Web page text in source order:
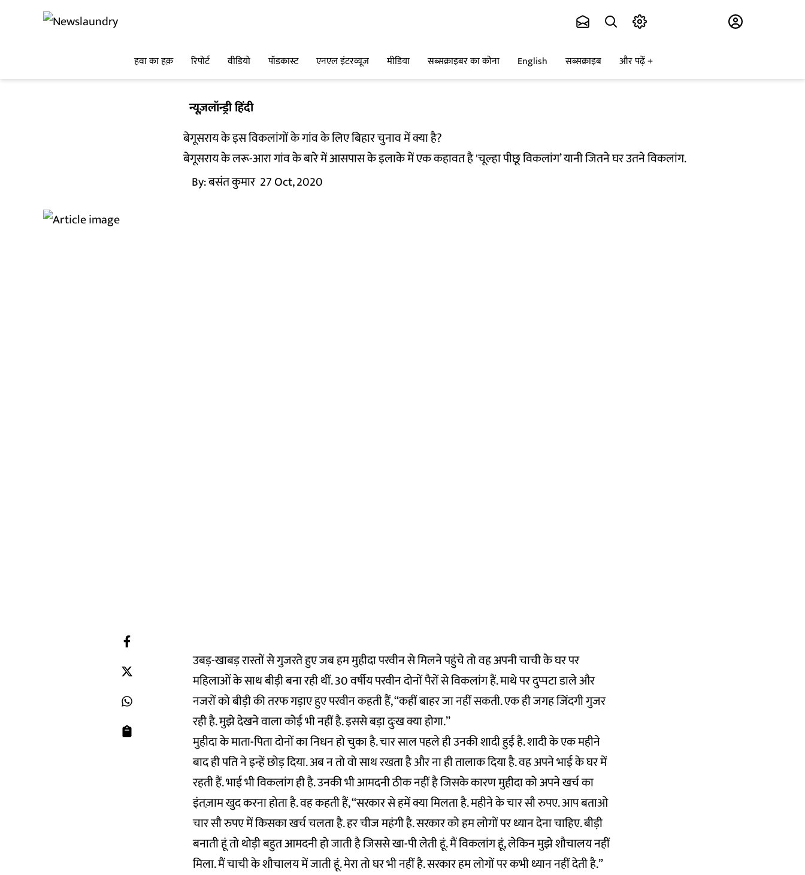
हवा का हक़ रिपोर्ट वीडियो पॉडकास्ट एनएल इंटरव्यूज मीडिया सब्सक्राइबर का कोना English सब्सक्राइब और पढ़ें
न्यूज़लॉन्ड्री हिंदी
बेगूसराय के इस विकलांगों के गांव के लिए बिहार चुनाव में क्या है?
बेगूसराय के लरू-आरा गांव के बारे में आसपास के इलाके में एक कहावत है 'चूल्हा पीछू विकलांग’ यानी जितने घर उतने विकलांग.
By:बसंत कुमार 27 Oct, 2020
उबड़-खाबड़ रास्तों से गुजरते हुए जब हम मुहीदा परवीन से मिलने पहुंचे तो वह अपनी चाची के घर पर
महिलाओं के साथ बीड़ी बना रही थीं. 30 वर्षीय परवीन दोनों पैरों से विकलांग हैं. माथे पर दुप्पटा डाले और
नजरों को बीड़ी की तरफ गड़ाए हुए परवीन कहती हैं, ‘‘कहीं बाहर जा नहीं सकती. एक ही जगह जिंदगी गुजर
रही है. मुझे देखने वाला कोई भी नहीं है. इससे बड़ा दुःख क्या होगा.’’
मुहीदा के माता-पिता दोनों का निधन हो चुका है. चार साल पहले ही उनकी शादी हुई है. शादी के एक महीने
बाद ही पति ने इन्हें छोड़ दिया. अब न तो वो साथ रखता है और ना ही तालाक दिया है. वह अपने भाई के घर में
रहती हैं. भाई भी विकलांग ही है. उनकी भी आमदनी ठीक नहीं है जिसके कारण मुहीदा को अपने खर्च का
इंतज़ाम खुद करना होता है. वह कहती हैं, ‘‘सरकार से हमें क्या मिलता है. महीने के चार सौ रुपए. आप बताओ
चार सौ रुपए में किसका खर्च चलता है. हर चीज महंगी है. सरकार को हम लोगों पर ध्यान देना चाहिए. बीड़ी
बनाती हूं तो थोड़ी बहुत आमदनी हो जाती है जिससे खा-पी लेती हूं. मैं विकलांग हूं, लेकिन मुझे शौचालय नहीं
मिला. मैं चाची के शौचालय में जाती हूं. मेरा तो घर भी नहीं है. सरकार हम लोगों पर कभी ध्यान नहीं देती है.’’